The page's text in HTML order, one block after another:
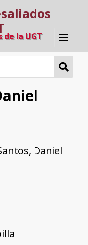
de la UGT
Daniel